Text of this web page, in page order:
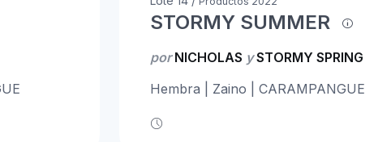
STORMY SUMMER
porNICHOLAS ySTORMY SPRING
Hembra | Zaino | CARAMPANGUE